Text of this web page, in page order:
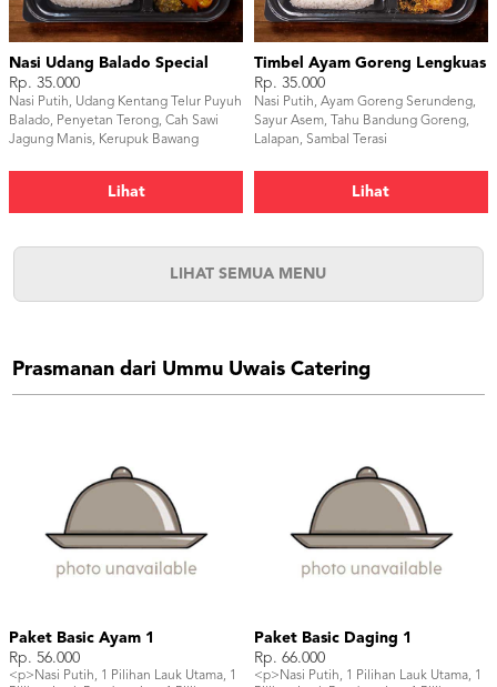
Nasi Udang Balado Special
Rp. 35.000
Nasi Putih, Udang Kentang Telur Puyuh
Balado, Penyetan Terong, Cah Sawi
Jagung Manis, Kerupuk Bawang
Lihat
Timbel Ayam Goreng Lengkuas
Rp. 35.000
Nasi Putih, Ayam Goreng Serundeng,
Sayur Asem, Tahu Bandung Goreng,
Lalapan, Sambal Terasi
Lihat
LIHAT SEMUA MENU
Prasmanan dari Ummu Uwais Catering
Paket Basic Ayam 1
Rp. 56.000
<p>Nasi Putih, 1 Pilihan Lauk Utama, 1
Paket Basic Daging 1
Rp. 66.000
<p>Nasi Putih, 1 Pilihan Lauk Utama, 1